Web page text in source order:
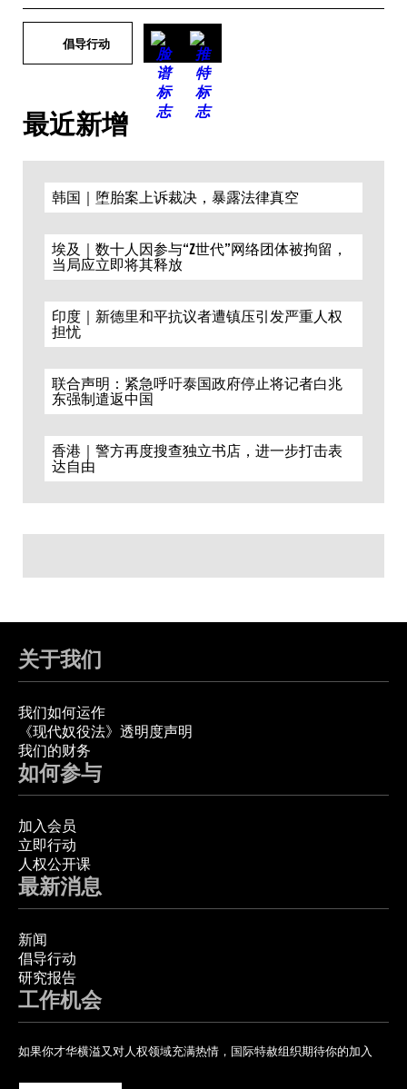
倡导行动
最近新增
韩国｜堕胎案上诉裁决，暴露法律真空
埃及｜数十人因参与“Z世代”网络团体被拘留，
当局应立即将其释放
印度｜新德里和平抗议者遭镇压引发严重人权
担忧
联合声明：紧急呼吁泰国政府停止将记者白兆
东强制遣返中国
香港｜警方再度搜查独立书店，进一步打击表
达自由
关于我们
我们如何运作
《现代奴役法》透明度声明
我们的财务
如何参与
加入会员
立即行动
人权公开课
最新消息
新闻
倡导行动
研究报告
工作机会
如果你才华横溢又对人权领域充满热情，国际特赦组织期待你的加入